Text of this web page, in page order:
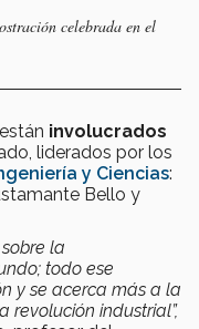
celebrada en el
involucrados
liderados por los
y Ciencias:
Bello y
la
todo ese
y se acerca más a la
industrial”,